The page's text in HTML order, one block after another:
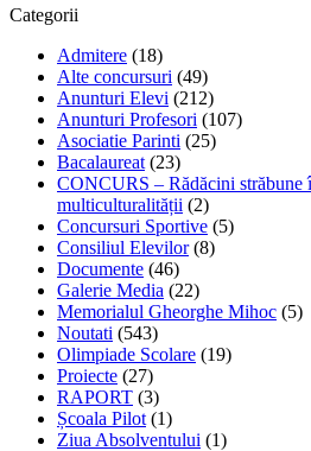
Categorii
Admitere (18)
Alte concursuri (49)
Anunturi Elevi (212)
Anunturi Profesori (107)
Asociatie Parinti (25)
Bacalaureat (23)
CONCURS – Rădăcini străbune
multiculturalității (2)
Concursuri Sportive (5)
Consiliul Elevilor(8)
Documente (46)
Galerie Media (22)
Memorialul Gheorghe Mihoc (5)
Noutati (543)
Olimpiade Scolare (19)
Proiecte (27)
RAPORT (3)
Școala Pilot (1)
Ziua Absolventului (1)